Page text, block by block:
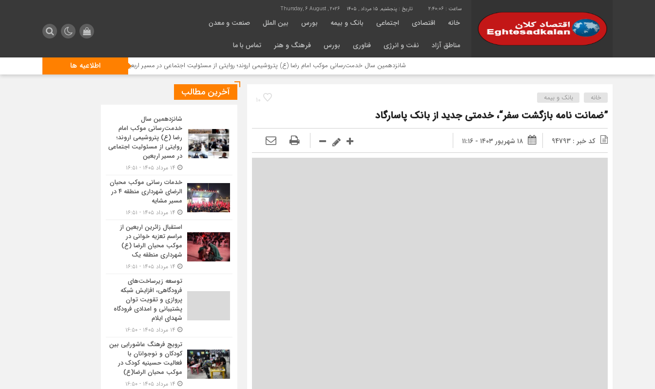
2:40:07 تاریخ : پنجشنبه, ۱۵ مرداد , ۱۴۰۵ Thursday, 6 August , 2026
خانه اقتصادی اجتماعی بانک و بیمه بورس بین الملل صنعت و معدن
مناطق آزاد نفت و انرژی فناوری بورس فرهنگ و هنر تماس با ما
اطلاعیه ها شانزدهمین سال خدمت‌رسانی موکب امام رضا (ع) پتروشیمی اروند؛ روایتی از مسئولیت اجتماعی در مسیر اربعین خدمات رسانی موکب محبان الرضای شهرداری منطقه ۴ در مسیر
10 خانه بانک و بیمه
”ضمانت نامه بازگشت سفر“، خدمتی جدید از بانک پاسارگاد
کد خبر : 94793 ۱۸ شهریور ۱۴۰۳ - ۱۱:۱۶
آخرین مطالب
شانزدهمین سال
خدمت‌رسانی موکب امام
رضا (ع) پتروشیمی اروند؛
روایتی از مسئولیت اجتماعی
در مسیر اربعین
خدمات رسانی موکب محبان
الرضای شهرداری منطقه ۴ در
مسیر مشایه
استقبال زائرین اربعین از
مراسم تعزیه خوانی در
موکب محبان الرضا (ع)
شهرداری منطقه یک
توسعه زیرساخت‌های
فرودگاهی، افزایش شبکه
پروازی و تقویت توان
پشتیبانی و امدادی فرودگاه
شهدای ایلام
ترویج فرهنگ عاشورایی بین
کودکان و نوجوانان با
فعالیت حسینیه کودک در
موکب محبان الرضا(ع)